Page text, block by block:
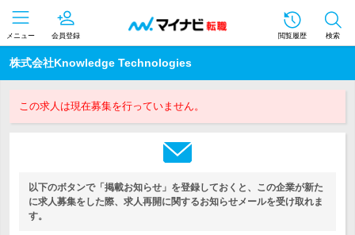
メニュー 会員登録 閲覧履歴 検索
株式会社Knowledge Technologies
この求人は現在募集を行っていません。
以下のボタンで「掲載お知らせ」を登録しておくと、この企業が新た
に求人募集をした際、求人再開に関するお知らせメールを受け取れま
す。